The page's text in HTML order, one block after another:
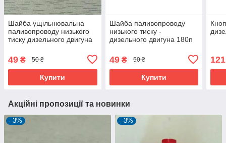
Шайба ущільнювальна
паливопроводу низького
тиску дизельного двигуна
49 ₴ 50 ₴
Купити
Шайба паливопроводу
низького тиску -
дизельного двигуна 180n
49₴ 50 ₴
Купити
121
Акційні пропозиції та новинки
–3% –3%